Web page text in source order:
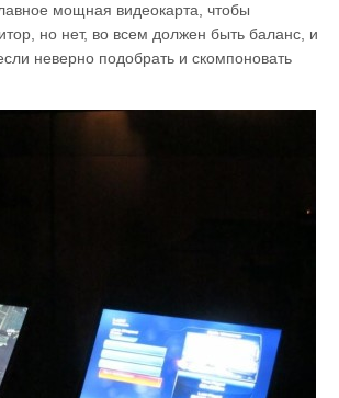
мощная видеокарта, чтобы
но нет, во всем должен быть баланс, и
неверно подобрать и скомпоновать